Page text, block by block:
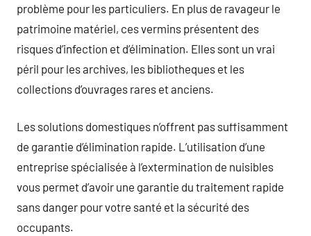
problème pour les particuliers. En plus de ravageur le
patrimoine matériel, ces vermins présentent des
risques d’infection et d’élimination. Elles sont un vrai
péril pour les archives, les bibliotheques et les
collections d’ouvrages rares et anciens.
Les solutions domestiques n’offrent pas suffisamment
de garantie d’élimination rapide. L’utilisation d’une
entreprise spécialisée à l’extermination de nuisibles
vous permet d’avoir une garantie du traitement rapide
sans danger pour votre santé et la sécurité des
occupants.